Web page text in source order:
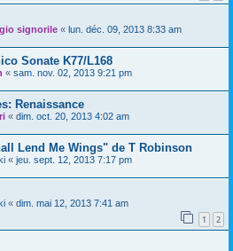
signorile « lun. déc. 09, 2013 8:33 am
Sonate K77/L168
« sam. nov. 02, 2013 9:21 pm
Renaissance
« dim. oct. 20, 2013 4:02 am
Lend Me Wings" de T Robinson
« jeu. sept. 12, 2013 7:17 pm
« dim. mai 12, 2013 7:41 am
1 2